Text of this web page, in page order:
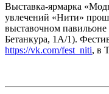
Выставка-ярмарка
увлечений «Нити»
выставочном
Бетанкура, 1А/1).
https://vk.com/fest_niti, в